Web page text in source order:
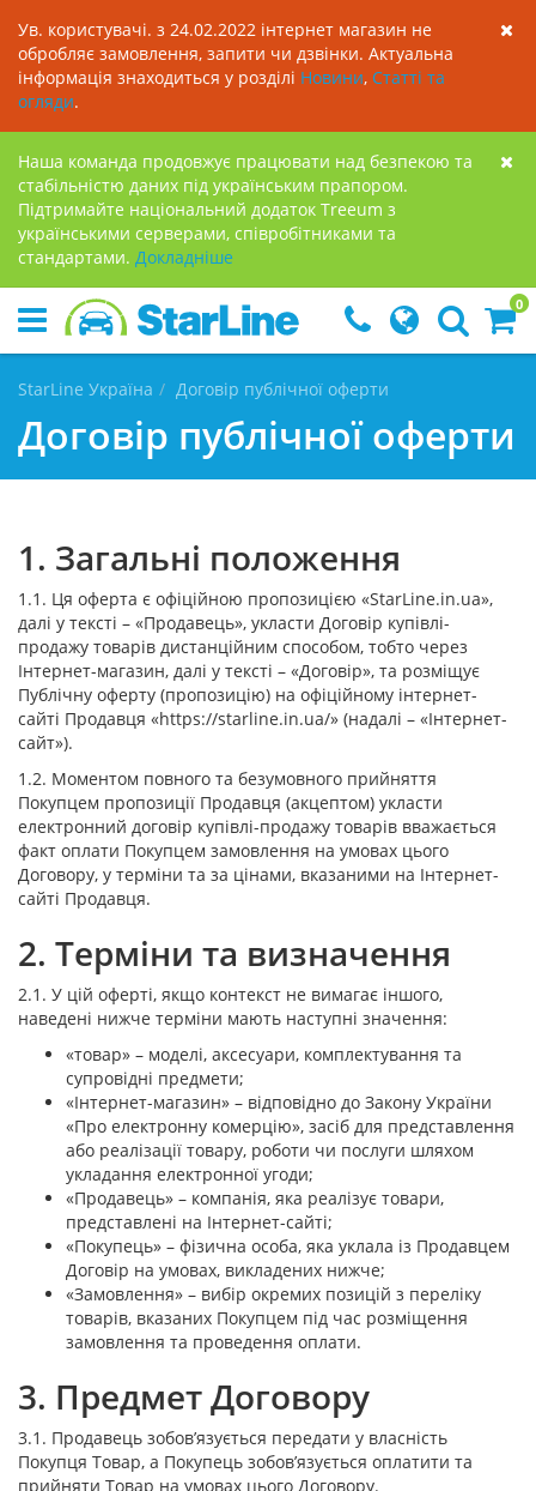
Ув. користувачі. з 24.02.2022 інтернет магазин не
обробляє замовлення, запити чи дзвінки. Актуальна
інформація знаходиться у розділі Новини, Статті та
огляди.
Наша команда продовжує працювати над безпекою та
стабільністю даних під українським прапором.
Підтримайте національний додаток Treeum з
українськими серверами, співробітниками та
стандартами. Докладнiше
0
StarLine Україна Договір публічної оферти
Договір публічної оферти
1. Загальні положення
1.1. Ця оферта є офіційною пропозицією «StarLine.in.ua»,
далі у тексті – «Продавець», укласти Договір купівлі-
продажу товарів дистанційним способом, тобто через
Інтернет-магазин, далі у тексті – «Договір», та розміщує
Публічну оферту (пропозицію) на офіційному інтернет-
сайті Продавця «https://starline.in.ua/» (надалі – «Інтернет-
сайт»).
1.2. Моментом повного та безумовного прийняття
Покупцем пропозиції Продавця (акцептом) укласти
електронний договір купівлі-продажу товарів вважається
факт оплати Покупцем замовлення на умовах цього
Договору, у терміни та за цінами, вказаними на Інтернет-
сайті Продавця.
2. Терміни та визначення
2.1. У цій оферті, якщо контекст не вимагає іншого,
наведені нижче терміни мають наступні значення:
«товар» – моделі, аксесуари, комплектування та
супровідні предмети;
«Інтернет-магазин» – відповідно до Закону України
«Про електронну комерцію», засіб для представлення
або реалізації товару, роботи чи послуги шляхом
укладання електронної угоди;
«Продавець» – компанія, яка реалізує товари,
представлені на Інтернет-сайті;
«Покупець» – фізична особа, яка уклала із Продавцем
Договір на умовах, викладених нижче;
«Замовлення» – вибір окремих позицій з переліку
товарів, вказаних Покупцем під час розміщення
замовлення та проведення оплати.
3. Предмет Договору
3.1. Продавець зобов’язується передати у власність
Покупця Товар, а Покупець зобов’язується оплатити та
прийняти Товар на умовах цього Договору.